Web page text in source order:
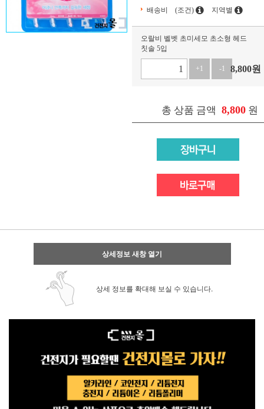
배송비
(조건) 지역별
오랄비 벨벳 초미세모 초소형 헤드
칫솔 5입
+1 -1 8,800원
총 상품 금액 8,800 원
상세정보 새창 열기
상세 정보를 확대해 보실 수 있습니다.